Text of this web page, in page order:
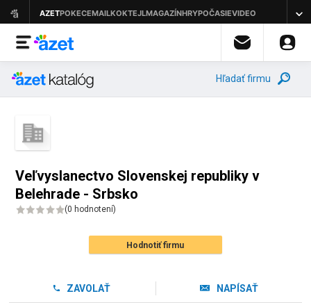
Hľadať firmu
Veľvyslanectvo Slovenskej republiky v
Belehrade - Srbsko
(0 hodnotení)
Hodnotiť firmu
ZAVOLAŤ NAPÍSAŤ